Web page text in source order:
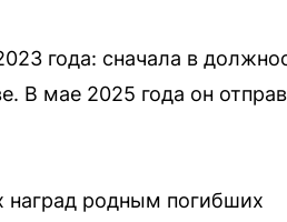
года: сначала в
В мае 2025 года он
наград родным погибших